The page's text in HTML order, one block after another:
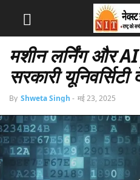
मशीन लर्निंग और
सरकारी यूनिवर्सिटी
By Shweta Singh - मई 23, 2025